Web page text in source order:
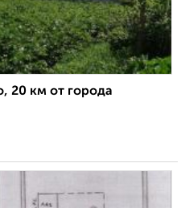
20 км от города